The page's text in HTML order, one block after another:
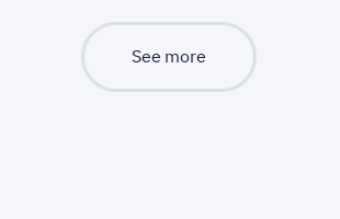
See more